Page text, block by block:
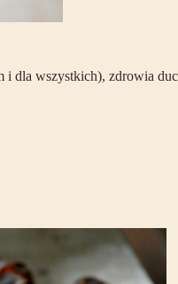
wszystkich), zdrowia